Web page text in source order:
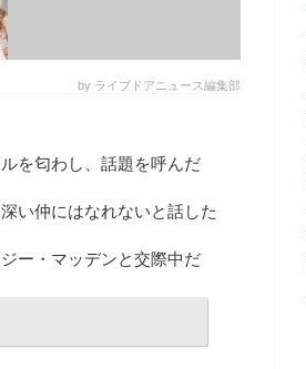
by ライブドアニュース編集部
を匂わし、話題を呼んだ
い仲にはなれないと話した
ー・マッデンと交際中だ